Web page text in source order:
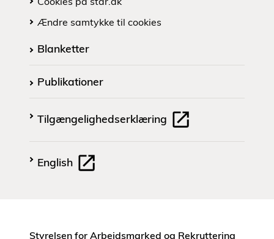
Ændre samtykke til cookies
Blanketter
Publikationer
Tilgængelighedserklæring
English
Styrelsen for Arbejdsmarked og Rekruttering